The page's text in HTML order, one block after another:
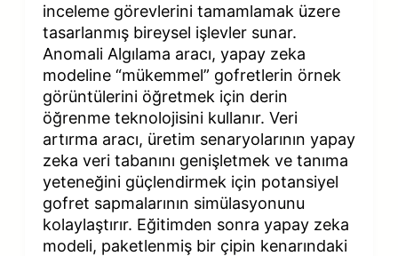
inceleme görevlerini tamamlamak üzere
tasarlanmış bireysel işlevler sunar.
Anomali Algılama aracı, yapay zeka
modeline “mükemmel” gofretlerin örnek
görüntülerini öğretmek için derin
öğrenme teknolojisini kullanır. Veri
artırma aracı, üretim senaryolarının yapay
zeka veri tabanını genişletmek ve tanıma
yeteneğini güçlendirmek için potansiyel
gofret sapmalarının simülasyonunu
kolaylaştırır. Eğitimden sonra yapay zeka
modeli, paketlenmiş bir çipin kenarındaki